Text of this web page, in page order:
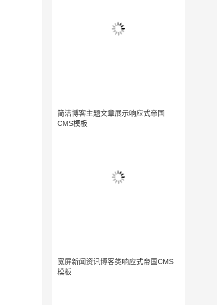
简洁博客主题文章展示响应式帝国
CMS模板
宽屏新闻资讯博客类响应式帝国CMS
模板